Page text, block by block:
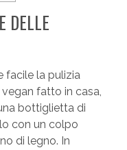
DELLE
facile la pulizia
fatto in casa,
bottiglietta di
con un colpo
di legno. In